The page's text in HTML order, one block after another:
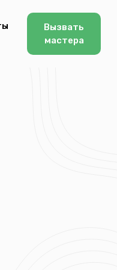
Вызвать
мастера